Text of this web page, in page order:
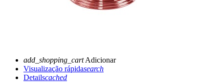
add_shopping_cartAdicionar
Visualização rápidasearch
Detailscached